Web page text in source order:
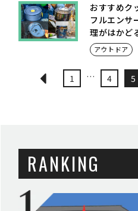
おすすめク
フルエンサ
理がはかど
アウトドア
1 … 4 5
RANKING